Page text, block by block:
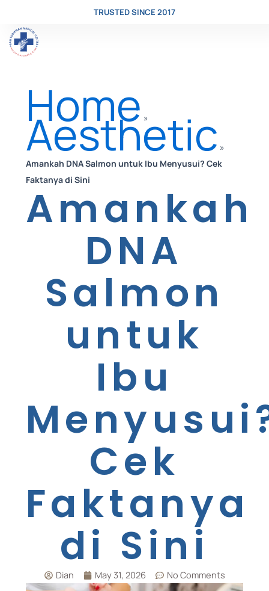
Skip
to
content
TRUSTED SINCE 2017
Home »
Aesthetic »
Amankah DNA Salmon untuk Ibu Menyusui? Cek
Faktanya di Sini
Amankah
DNA
Salmon
untuk
Ibu
Cek
Faktanya
di Sini
Dian May 31, 2026 No Comments